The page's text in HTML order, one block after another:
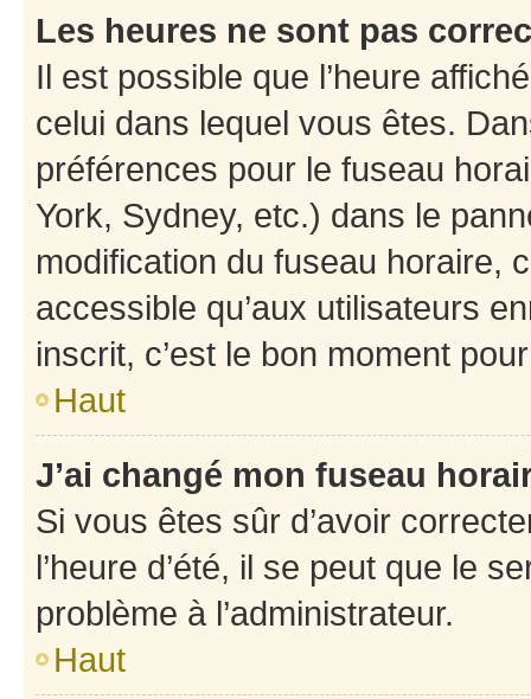
Les heures ne sont pas
Il est possible que l’heure
celui dans lequel vous êtes.
préférences pour le fuseau
York, Sydney, etc.) dans le
modification du fuseau horaire,
accessible qu’aux utilisateurs
inscrit, c’est le bon moment
Haut
J’ai changé mon fuseau
Si vous êtes sûr d’avoir
l’heure d’été, il se peut que le
problème à l’administrateur.
Haut